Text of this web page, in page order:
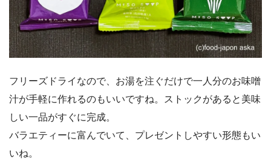
フリーズドライなので、お湯を注ぐだけで一人分のお味噌
汁が手軽に作れるのもいいですね。ストックがあると美味
しい一品がすぐに完成。
バラエティーに富んでいて、プレゼントしやすい形態もい
いね。